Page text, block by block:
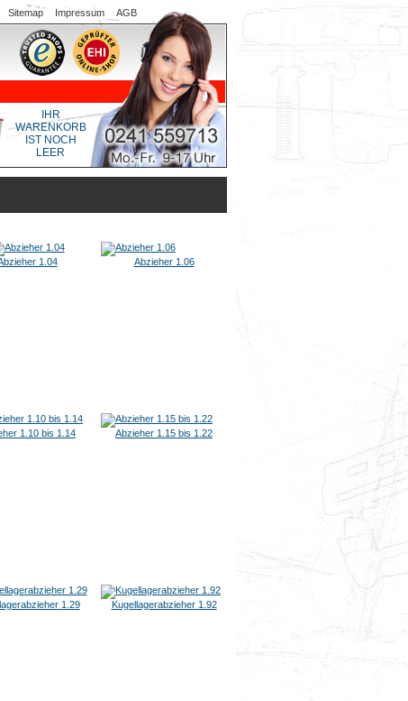
Sitemap Impressum AGB
IHR
WARENKORB
IST NOCH
LEER
1.04 Abzieher 1.06
1.10 bis 1.14 Abzieher 1.15 bis 1.22
1.29 Kugellagerabzieher 1.92